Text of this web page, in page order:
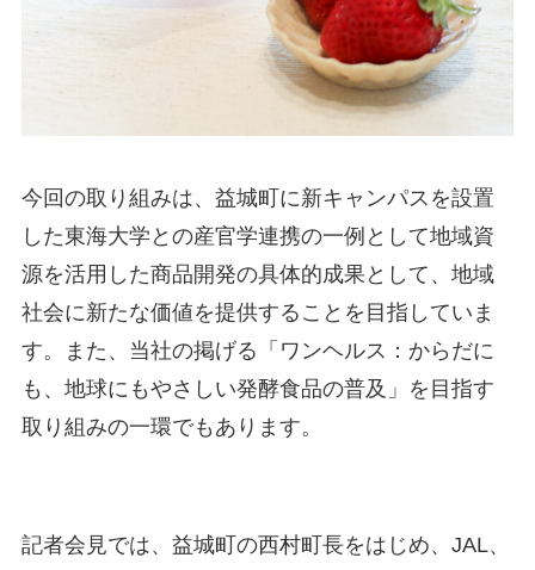
今回の取り組みは、益城町に新キャンパスを設置
した東海大学との産官学連携の一例として地域資
源を活用した商品開発の具体的成果として、地域
社会に新たな価値を提供することを目指していま
す。また、当社の掲げる「ワンヘルス：からだに
も、地球にもやさしい発酵食品の普及」を目指す
取り組みの一環でもあります。
記者会見では、益城町の西村町長をはじめ、JAL、